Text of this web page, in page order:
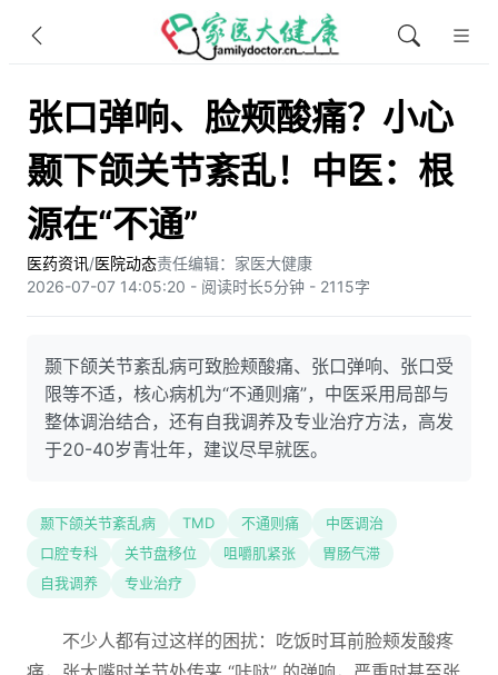
张口弹响、脸颊酸痛？小心
颞下颌关节紊乱！中医：根
源在“不通”
医药资讯/医院动态责任编辑：家医大健康
2026-07-07 14:05:20 - 阅读时长5分钟 - 2115字
颞下颌关节紊乱病可致脸颊酸痛、张口弹响、张口受
限等不适，核心病机为“不通则痛”，中医采用局部与
整体调治结合，还有自我调养及专业治疗方法，高发
于20-40岁青壮年，建议尽早就医。
颞下颌关节紊乱病 TMD 不通则痛
中医调治
口腔专科
关节盘移位 咀嚼肌紧张
胃肠气滞
自我调养
专业治疗
不少人都有过这样的困扰：吃饭时耳前脸颊发酸疼